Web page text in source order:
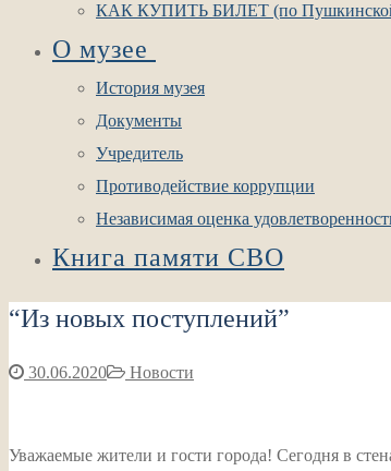
КАК КУПИТЬ БИЛЕТ (по Пушкинской
О музее
История музея
Документы
Учредитель
Противодействие коррупции
Независимая оценка
Книга памяти СВО
“Из новых поступлений”
30.06.2020 Новости
Уважаемые жители и гости города! Сегодня в